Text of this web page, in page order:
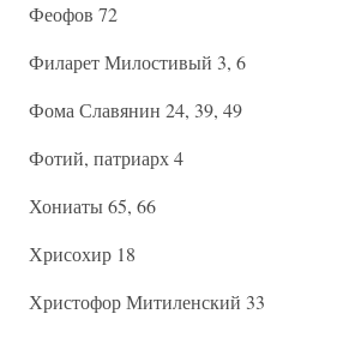
Феофов 72
Филарет Милостивый 3, 6
Фома Славянин 24, 39, 49
Фотий, патриарх 4
Хониаты 65, 66
Хрисохир 18
Христофор Митиленский 33